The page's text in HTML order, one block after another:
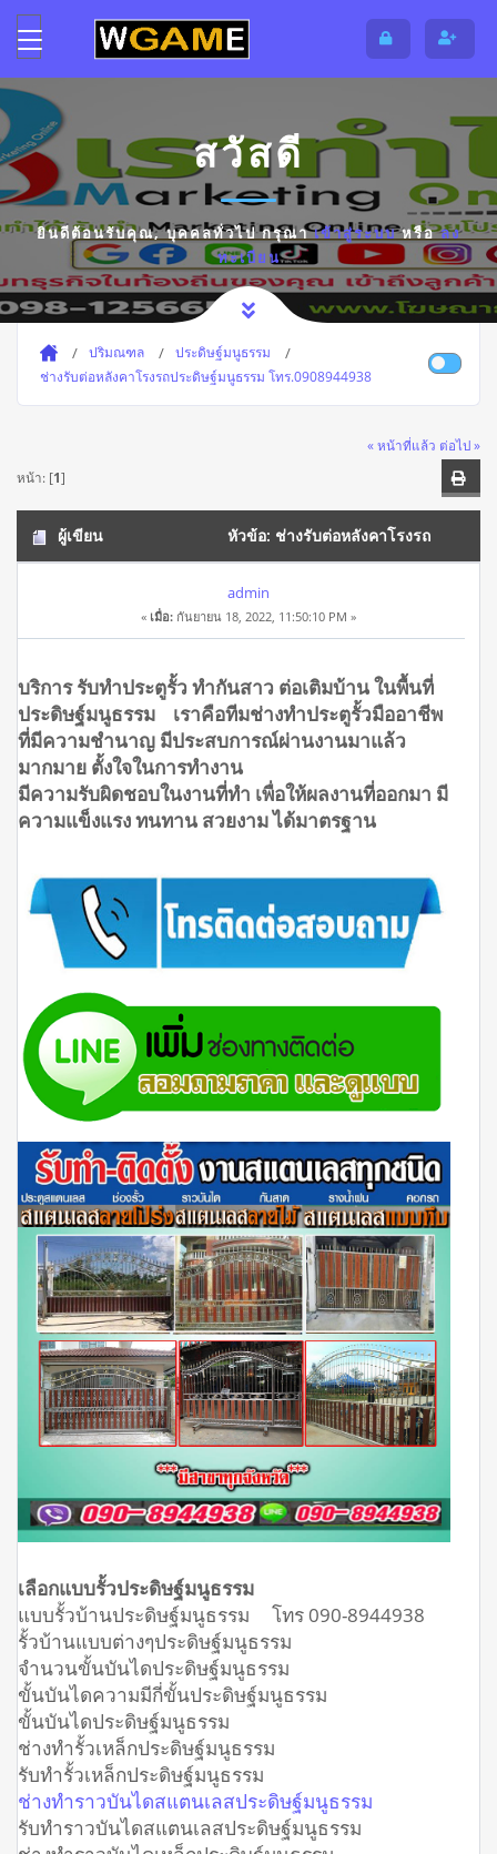
สวัสดี
ยินดีต้อนรับคุณ,บุคคลทั่วไปกรุณาเข้าสู่ระบบหรือลง
ทะเบียน
ปริมณฑล
ประดิษฐ์มนูธรรม
ช่างรับต่อหลังคาโรงรถประดิษฐ์มนูธรรม โทร.0908944938
« หน้าที่แล้ว ต่อไป »
หน้า: [1]
ผู้เขียน หัวข้อ: ช่างรับต่อหลังคาโรงรถ
ประดิษฐ์มนูธรรม โทร.0908944938 (อ่าน 17799 ครั้ง)
admin
« เมื่อ: กันยายน 18, 2022, 11:50:10 PM »
บริการ รับทำประตูรั้ว ทำกันสาว ต่อเติมบ้าน ในพื้นที่
ประดิษฐ์มนูธรรม เราคือทีมช่างทำประตูรั้วมืออาชีพ
ที่มีความชำนาญ มีประสบการณ์ผ่านงานมาแล้ว
มากมาย ตั้งใจในการทำงาน
มีความรับผิดชอบในงานที่ทำ เพื่อให้ผลงานที่ออกมา มี
ความแข็งแรง ทนทาน สวยงาม ได้มาตรฐาน
เลือกแบบรั้วประดิษฐ์มนูธรรม
แบบรั้วบ้านประดิษฐ์มนูธรรม โทร 090-8944938
รั้วบ้านแบบต่างๆประดิษฐ์มนูธรรม
จำนวนขั้นบันไดประดิษฐ์มนูธรรม
ขั้นบันไดความมีกี่ขั้นประดิษฐ์มนูธรรม
ขั้นบันไดประดิษฐ์มนูธรรม
ช่างทำรั้วเหล็กประดิษฐ์มนูธรรม
รับทำรั้วเหล็กประดิษฐ์มนูธรรม
ช่างทำราวบันไดสแตนเลสประดิษฐ์มนูธรรม
รับทำราวบันไดสแตนเลสประดิษฐ์มนูธรรม